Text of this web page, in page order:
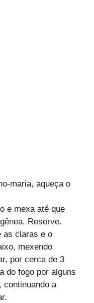
maria, aqueça o
e mexa até que
Reserve.
as claras e o
mexendo
por cerca de 3
do fogo por alguns
continuando a